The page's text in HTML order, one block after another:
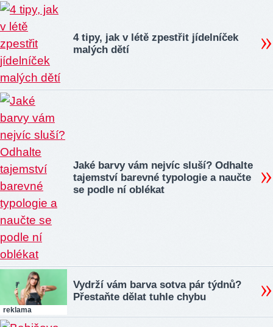
4 tipy, jak v létě zpestřit jídelníček
malých dětí
Jaké barvy vám nejvíc sluší? Odhalte
tajemství barevné typologie a naučte
se podle ní oblékat
reklama
Vydrží vám barva sotva pár týdnů?
Přestaňte dělat tuhle chybu